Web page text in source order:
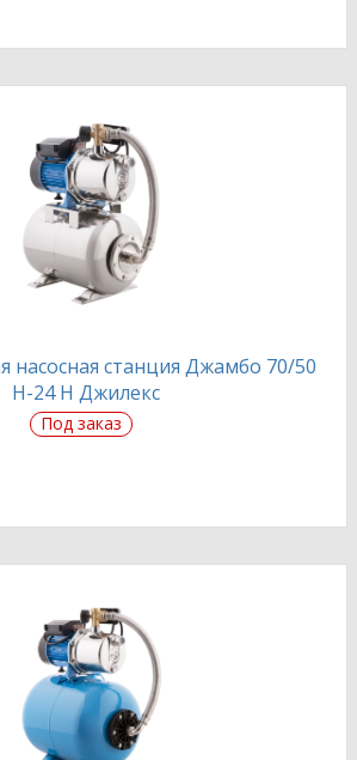
насосная станция Джамбо 70/50
Н-24 Н Джилекс
Под заказ